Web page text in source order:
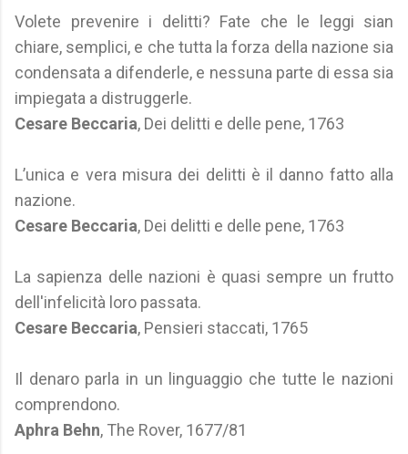
Volete prevenire i delitti? Fate che le leggi sian
chiare, semplici, e che tutta la forza della nazione sia
condensata a difenderle, e nessuna parte di essa sia
impiegata a distruggerle.
Cesare Beccaria, Dei delitti e delle pene, 1763
L’unica e vera misura dei delitti è il danno fatto alla
nazione.
Cesare Beccaria, Dei delitti e delle pene, 1763
La sapienza delle nazioni è quasi sempre un frutto
dell'infelicità loro passata.
Cesare Beccaria, Pensieri staccati, 1765
Il denaro parla in un linguaggio che tutte le nazioni
comprendono.
Aphra Behn, The Rover, 1677/81